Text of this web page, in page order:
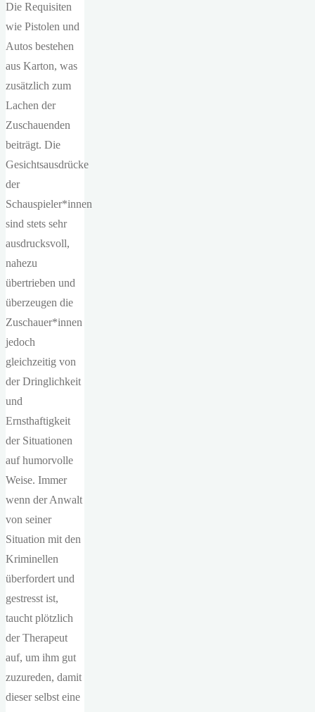
Die Requisiten
wie Pistolen und
Autos bestehen
aus Karton, was
zusätzlich zum
Lachen der
Zuschauenden
beiträgt. Die
Gesichtsausdrücke
der
Schauspieler*innen
sind stets sehr
ausdrucksvoll,
nahezu
übertrieben und
überzeugen die
Zuschauer*innen
jedoch
gleichzeitig von
der Dringlichkeit
und
Ernsthaftigkeit
der Situationen
auf humorvolle
Weise. Immer
wenn der Anwalt
von seiner
Situation mit den
Kriminellen
überfordert und
gestresst ist,
taucht plötzlich
der Therapeut
auf, um ihm gut
zuzureden, damit
dieser selbst eine